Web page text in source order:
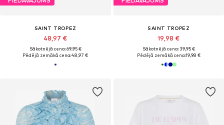
SAINT TROPEZ
48,97 €
Sākotnējā cena: 69,95 €
Pēdējā zemākā cena:48,97 €
SAINT TROPEZ
19,98 €
Sākotnējā cena: 39,95 €
Pēdējā zemākā cena:19,98 €